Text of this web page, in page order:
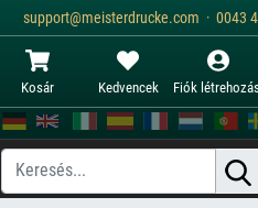
support@meisterdrucke.com · 0043
Kosár Kedvencek Fiók